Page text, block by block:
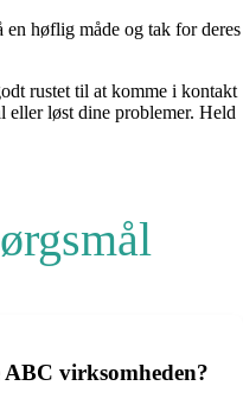
en høflig måde og tak for deres
rustet til at komme i kontakt
eller løst dine problemer. Held
virksomheden?